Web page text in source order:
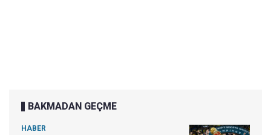
BAKMADAN GEÇME
HABER